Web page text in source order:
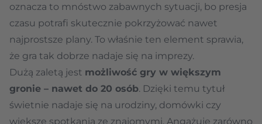
oznacza to mnóstwo zabawnych sytuacji, bo presja
czasu potrafi skutecznie pokrzyżować nawet
najprostsze plany. To właśnie ten element sprawia,
że gra tak dobrze nadaje się na imprezy.
Dużą zaletą jest możliwość gry w większym
gronie – nawet do 20 osób. Dzięki temu tytuł
świetnie nadaje się na urodziny, domówki czy
większe spotkania ze znajomymi. Angażuje zarówno